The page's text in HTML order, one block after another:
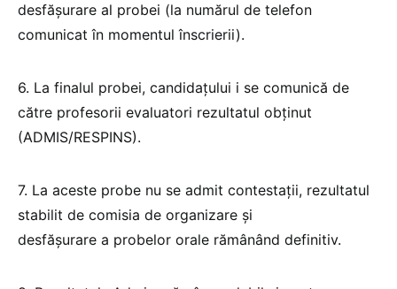
desfășurare al probei (la numărul de telefon
comunicat în momentul înscrierii).
6. La finalul probei, candidațului i se comunică de
către profesorii evaluatori rezultatul obținut
(ADMIS/RESPINS).
7. La aceste probe nu se admit contestații, rezultatul
stabilit de comisia de organizare și
desfășurare a probelor orale rămânând definitiv.